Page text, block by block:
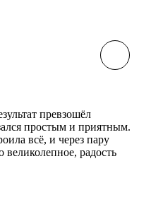
превзошёл
простым и приятным.
всё, и через пару
великолепное, радость